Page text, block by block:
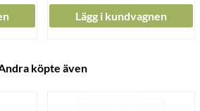
Lägg i kundvagnen
köpte även